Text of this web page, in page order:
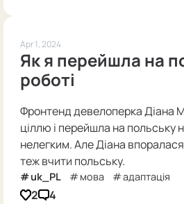
Apr 1, 2024
Як я перейшла на
роботі
Фронтенд девелоперка Діана
ціллю і перейшла на польську
нелегким. Але Діана
теж вчити польську.
uk_PL мова адаптація
2 4